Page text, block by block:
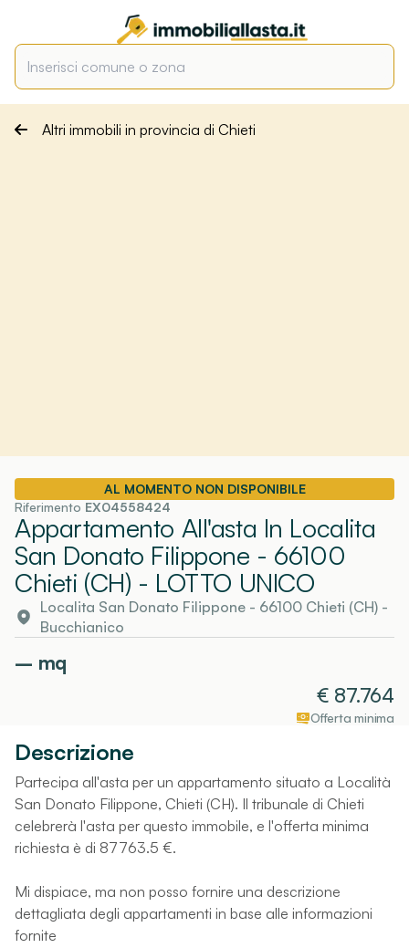
Altri immobili in provincia di Chieti
AL MOMENTO NON DISPONIBILE
Riferimento EX04558424
Appartamento All'asta In Localita
San Donato Filippone - 66100
Chieti (CH) - LOTTO UNICO
Localita San Donato Filippone - 66100 Chieti (CH)-
Bucchianico
– mq
€ 87.764
Offerta minima
Descrizione
Partecipa all'asta per un appartamento situato a Località
San Donato Filippone, Chieti (CH). Il tribunale di Chieti
celebrerà l'asta per questo immobile, e l'offerta minima
richiesta è di 87763.5 €.
Mi dispiace, ma non posso fornire una descrizione
dettagliata degli appartamenti in base alle informazioni
fornite